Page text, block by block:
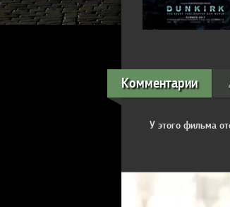
Комментарии
У этого фильма